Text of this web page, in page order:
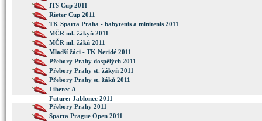
ITS Cup 2011
Rieter Cup 2011
TK Sparta Praha - babytenis a minitenis 2011
MČR ml. žákyň 2011
MČR ml. žáků 2011
Mladší žáci - TK Neridé 2011
Přebory Prahy dospělých 2011
Přebory Prahy st. žákyň 2011
Přebory Prahy st. žáků 2011
Liberec A
Future: Jablonec 2011
Přebory Prahy 2011
Sparta Prague Open 2011